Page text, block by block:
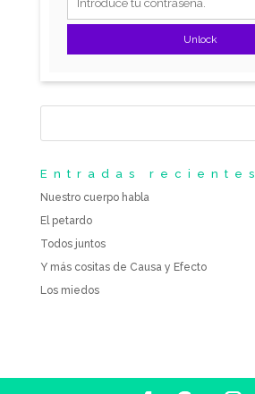
Unlock
Entradas recientes
Nuestro cuerpo habla
El petardo
Todos juntos
Y más cositas de Causa y Efecto
Los miedos